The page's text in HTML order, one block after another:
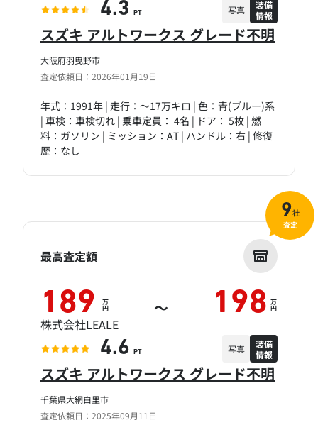
大阪府羽曳野市
査定依頼日：2026年01月19日
スズキ アルトワークス グレード不明
年式：1991年 | 走行：～17万キロ | 色：青(ブルー)系
| 車検：車検切れ | 乗車定員： 4名 | ドア： 5枚 | 燃
料：ガソリン | ミッション：AT | ハンドル：右 | 修復
歴：なし
4.3 PT 写真
装備
情報
千葉県大網白里市
査定依頼日：2025年09月11日
スズキ アルトワークス グレード不明
最高査定額
189 万
円 ～ 198 万
円
株式会社LEALE
4.6 PT 写真
装備
情報
9社
査定